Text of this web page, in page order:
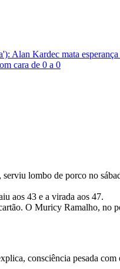
Alan Kardec mata
cara de 0 a 0
lombo de porco no
aos 43 e a virada aos 47.
O Muricy Ramalho, no
consciência pesada com